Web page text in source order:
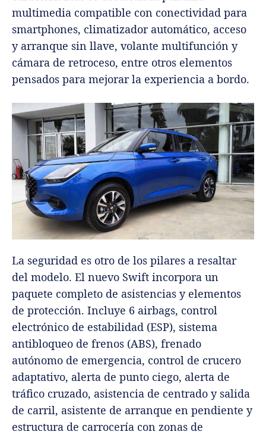
multimedia compatible con conectividad para
smartphones, climatizador automático, acceso
y arranque sin llave, volante multifunción y
cámara de retroceso, entre otros elementos
pensados para mejorar la experiencia a bordo.
La seguridad es otro de los pilares a resaltar
del modelo. El nuevo Swift incorpora un
paquete completo de asistencias y elementos
de protección. Incluye 6 airbags, control
electrónico de estabilidad (ESP), sistema
antibloqueo de frenos (ABS), frenado
autónomo de emergencia, control de crucero
adaptativo, alerta de punto ciego, alerta de
tráfico cruzado, asistencia de centrado y salida
de carril, asistente de arranque en pendiente y
estructura de carrocería con zonas de